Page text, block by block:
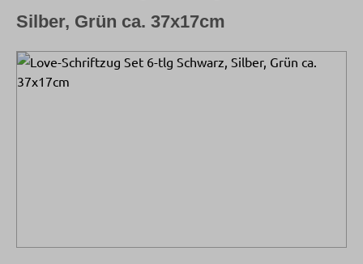
Bildergalerie überspringen
Silber, Grün ca. 37x17cm